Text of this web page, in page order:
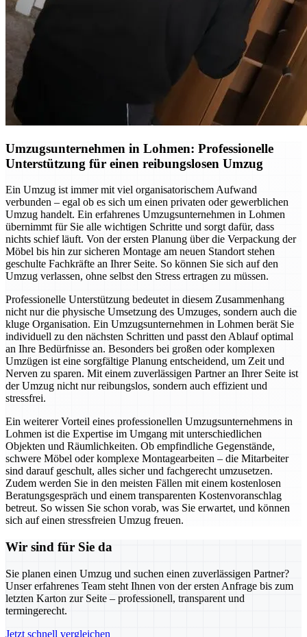
Umzugsunternehmen in Lohmen: Professionelle
Unterstützung für einen reibungslosen Umzug
Ein Umzug ist immer mit viel organisatorischem Aufwand
verbunden – egal ob es sich um einen privaten oder gewerblichen
Umzug handelt. Ein erfahrenes Umzugsunternehmen in Lohmen
übernimmt für Sie alle wichtigen Schritte und sorgt dafür, dass
nichts schief läuft. Von der ersten Planung über die Verpackung der
Möbel bis hin zur sicheren Montage am neuen Standort stehen
geschulte Fachkräfte an Ihrer Seite. So können Sie sich auf den
Umzug verlassen, ohne selbst den Stress ertragen zu müssen.
Professionelle Unterstützung bedeutet in diesem Zusammenhang
nicht nur die physische Umsetzung des Umzuges, sondern auch die
kluge Organisation. Ein Umzugsunternehmen in Lohmen berät Sie
individuell zu den nächsten Schritten und passt den Ablauf optimal
an Ihre Bedürfnisse an. Besonders bei großen oder komplexen
Umzügen ist eine sorgfältige Planung entscheidend, um Zeit und
Nerven zu sparen. Mit einem zuverlässigen Partner an Ihrer Seite ist
der Umzug nicht nur reibungslos, sondern auch effizient und
stressfrei.
Ein weiterer Vorteil eines professionellen Umzugsunternehmens in
Lohmen ist die Expertise im Umgang mit unterschiedlichen
Objekten und Räumlichkeiten. Ob empfindliche Gegenstände,
schwere Möbel oder komplexe Montagearbeiten – die Mitarbeiter
sind darauf geschult, alles sicher und fachgerecht umzusetzen.
Zudem werden Sie in den meisten Fällen mit einem kostenlosen
Beratungsgespräch und einem transparenten Kostenvoranschlag
betreut. So wissen Sie schon vorab, was Sie erwartet, und können
sich auf einen stressfreien Umzug freuen.
Wir sind für Sie da
Sie planen einen Umzug und suchen einen zuverlässigen Partner?
Unser erfahrenes Team steht Ihnen von der ersten Anfrage bis zum
letzten Karton zur Seite – professionell, transparent und
termingerecht.
Jetzt schnell vergleichen